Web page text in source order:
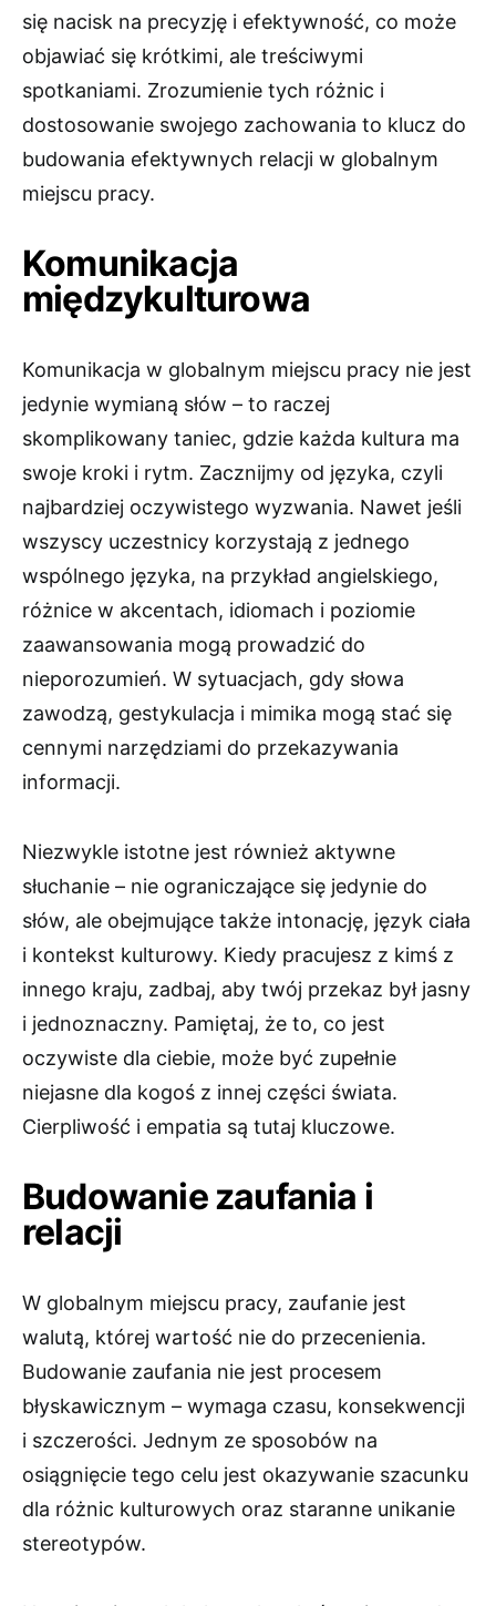
się nacisk na precyzję i efektywność, co może
objawiać się krótkimi, ale treściwymi
spotkaniami. Zrozumienie tych różnic i
dostosowanie swojego zachowania to klucz do
budowania efektywnych relacji w globalnym
miejscu pracy.
Komunikacja
międzykulturowa
Komunikacja w globalnym miejscu pracy nie jest
jedynie wymianą słów – to raczej
skomplikowany taniec, gdzie każda kultura ma
swoje kroki i rytm. Zacznijmy od języka, czyli
najbardziej oczywistego wyzwania. Nawet jeśli
wszyscy uczestnicy korzystają z jednego
wspólnego języka, na przykład angielskiego,
różnice w akcentach, idiomach i poziomie
zaawansowania mogą prowadzić do
nieporozumień. W sytuacjach, gdy słowa
zawodzą, gestykulacja i mimika mogą stać się
cennymi narzędziami do przekazywania
informacji.
Niezwykle istotne jest również aktywne
słuchanie – nie ograniczające się jedynie do
słów, ale obejmujące także intonację, język ciała
i kontekst kulturowy. Kiedy pracujesz z kimś z
innego kraju, zadbaj, aby twój przekaz był jasny
i jednoznaczny. Pamiętaj, że to, co jest
oczywiste dla ciebie, może być zupełnie
niejasne dla kogoś z innej części świata.
Cierpliwość i empatia są tutaj kluczowe.
Budowanie zaufania i
relacji
W globalnym miejscu pracy, zaufanie jest
walutą, której wartość nie do przecenienia.
Budowanie zaufania nie jest procesem
błyskawicznym – wymaga czasu, konsekwencji
i szczerości. Jednym ze sposobów na
osiągnięcie tego celu jest okazywanie szacunku
dla różnic kulturowych oraz staranne unikanie
stereotypów.